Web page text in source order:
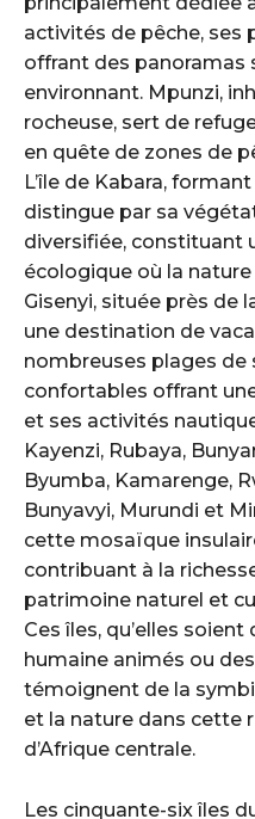
activités de pêche, ses
offrant des panoramas
environnant. Mpunzi,
rocheuse, sert de
en quête de zones de
L’île de Kabara,
distingue par sa
diversifiée, constituant
écologique où la
Gisenyi, située près de
une destination de
nombreuses plages de
confortables offrant
et ses activités
Kayenzi, Rubaya,
Byumba, Kamarenge,
Bunyavyi, Murundi et
cette mosaïque
contribuant à la
patrimoine naturel et
Ces îles, qu’elles
humaine animés ou
témoignent de la
et la nature dans cette
d’Afrique centrale.
Les cinquante-six îles